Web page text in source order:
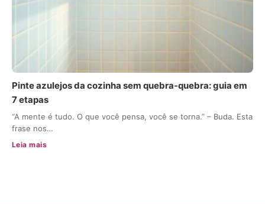
Pinte azulejos da cozinha sem quebra-quebra: guia em
7 etapas
“A mente é tudo. O que você pensa, você se torna.” – Buda. Esta
frase nos…
Leia mais